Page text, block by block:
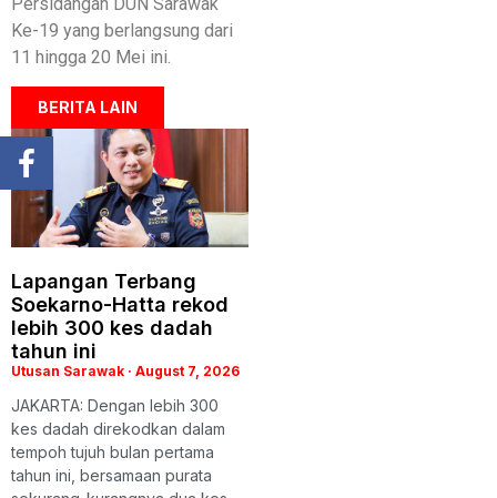
Ke-19 yang berlangsung dari
11 hingga 20 Mei ini.
BERITA LAIN
Lapangan Terbang
Soekarno-Hatta rekod
lebih 300 kes dadah
tahun ini
Utusan Sarawak August 7, 2026
JAKARTA: Dengan lebih 300
kes dadah direkodkan dalam
tempoh tujuh bulan pertama
tahun ini, bersamaan purata